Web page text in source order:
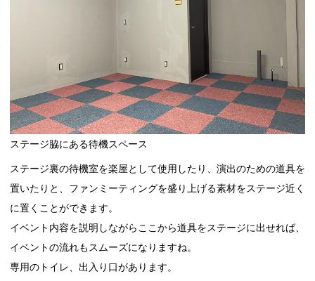
ステージ脇にある待機スペース
ステージ裏の待機室を楽屋として使用したり、演出のための道具を
置いたりと、ファンミーティングを盛り上げる素材をステージ近く
に置くことができます。
イベント内容を説明しながらここから道具をステージに出せれば、
イベントの流れもスムーズになりますね。
専用のトイレ、出入り口があります。